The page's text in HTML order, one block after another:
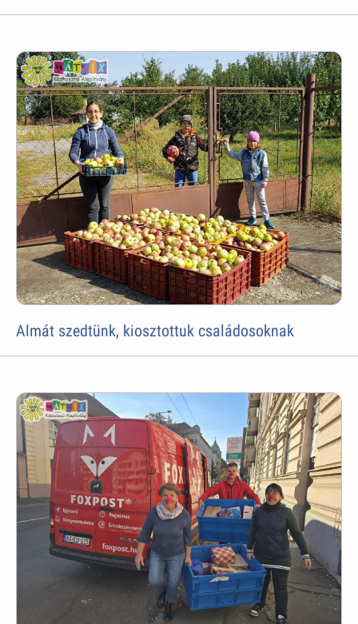
Almát szedtünk, kiosztottuk családosoknak